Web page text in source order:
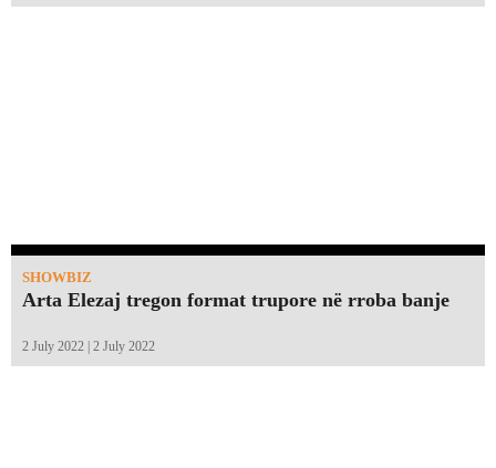
SHOWBIZ
Arta Elezaj tregon format trupore në rroba banje
2 July 2022 | 2 July 2022